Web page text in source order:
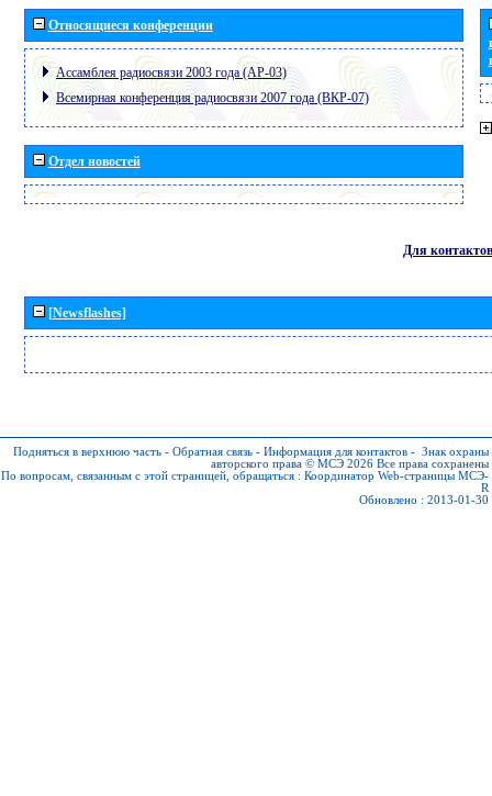
Относящиеся конференции
Ассамблея радиосвязи 2003 года (АР-03)
Всемирная конференция радиосвязи 2007 года (ВКР-07)
Отдел новостей
Для контактов
[Newsflashes]
Подняться в верхнюю часть - Обратная связь - Информация для контактов - Знак охраны
авторского права © МСЭ 2026 Все права сохранены
По вопросам, связанным с этой страницей, обращаться : Координатор Web-страницы МСЭ-
R
Обновлено : 2013-01-30